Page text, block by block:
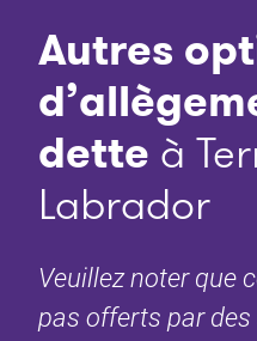
Autres
dette à
Labrador
Veuillez noter que
pas offerts par